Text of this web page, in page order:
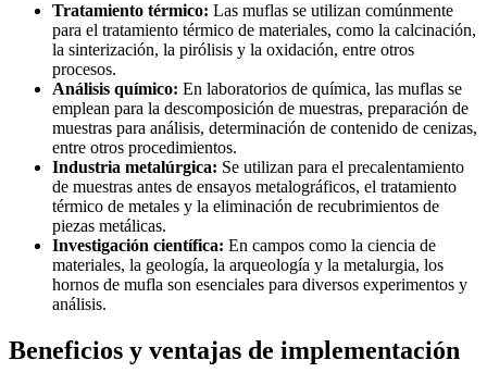
Tratamiento térmico: Las muflas se utilizan comúnmente
para el tratamiento térmico de materiales, como la calcinación,
la sinterización, la pirólisis y la oxidación, entre otros
procesos.
Análisis químico: En laboratorios de química, las muflas se
emplean para la descomposición de muestras, preparación de
muestras para análisis, determinación de contenido de cenizas,
entre otros procedimientos.
Industria metalúrgica: Se utilizan para el precalentamiento
de muestras antes de ensayos metalográficos, el tratamiento
térmico de metales y la eliminación de recubrimientos de
piezas metálicas.
Investigación científica: En campos como la ciencia de
materiales, la geología, la arqueología y la metalurgia, los
hornos de mufla son esenciales para diversos experimentos y
análisis.
Beneficios y ventajas de implementación